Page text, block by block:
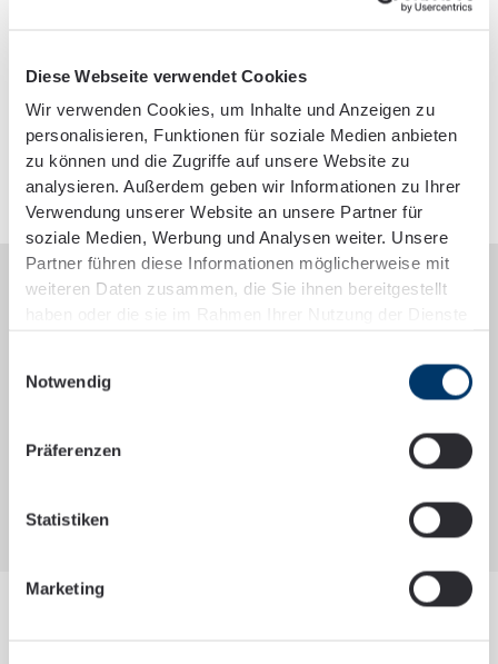
Diese Webseite verwendet Cookies
Wir verwenden Cookies, um Inhalte und Anzeigen zu
personalisieren, Funktionen für soziale Medien anbieten
zu können und die Zugriffe auf unsere Website zu
analysieren. Außerdem geben wir Informationen zu Ihrer
Verwendung unserer Website an unsere Partner für
soziale Medien, Werbung und Analysen weiter. Unsere
Partner führen diese Informationen möglicherweise mit
weiteren Daten zusammen, die Sie ihnen bereitgestellt
Notwendig
Präferenzen
Statistiken
Marketing
Phone
Fax
0371 381 95-50
Mail
Geschäfts­zeiten:
08:00 – 17:00 Uhr
08:00 – 14:00 Uhr
Geschäftszeiten.